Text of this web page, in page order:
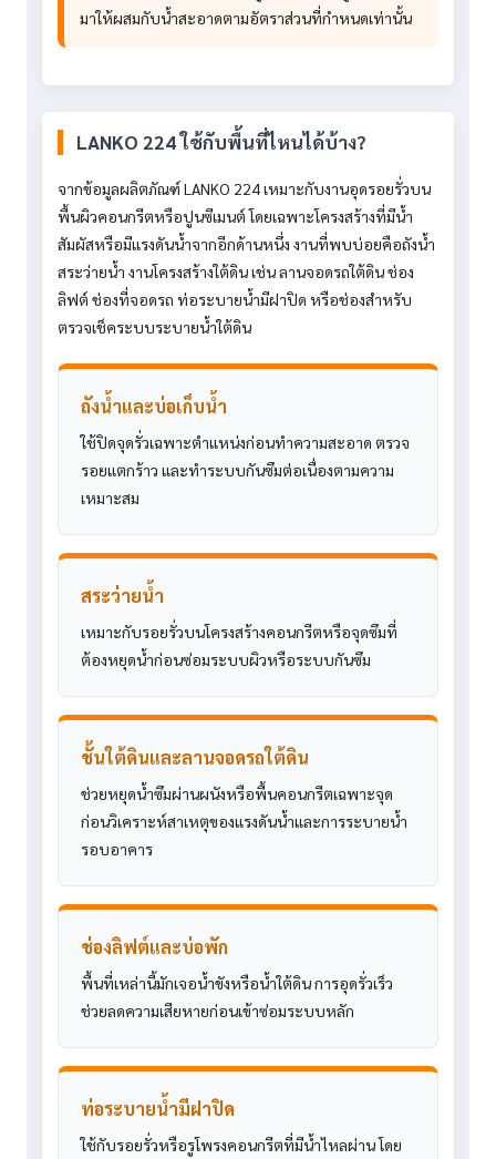
มาให้ผสมกับน้ำสะอาดตามอัตราส่วนที่กำหนดเท่านั้น
LANKO 224 ใช้กับพื้นที่ไหนได้บ้าง?
จากข้อมูลผลิตภัณฑ์ LANKO 224 เหมาะกับงานอุดรอยรั่วบน
พื้นผิวคอนกรีตหรือปูนซีเมนต์ โดยเฉพาะโครงสร้างที่มีน้ำ
สัมผัสหรือมีแรงดันน้ำจากอีกด้านหนึ่ง งานที่พบบ่อยคือถังน้ำ
สระว่ายน้ำ งานโครงสร้างใต้ดิน เช่น ลานจอดรถใต้ดิน ช่อง
ลิฟต์ ช่องที่จอดรถ ท่อระบายน้ำมีฝาปิด หรือช่องสำหรับ
ตรวจเช็คระบบระบายน้ำใต้ดิน
ถังน้ำและบ่อเก็บน้ำ
ใช้ปิดจุดรั่วเฉพาะตำแหน่งก่อนทำความสะอาด ตรวจ
รอยแตกร้าว และทำระบบกันซึมต่อเนื่องตามความ
เหมาะสม
สระว่ายน้ำ
เหมาะกับรอยรั่วบนโครงสร้างคอนกรีตหรือจุดซึมที่
ต้องหยุดน้ำก่อนซ่อมระบบผิวหรือระบบกันซึม
ชั้นใต้ดินและลานจอดรถใต้ดิน
ช่วยหยุดน้ำซึมผ่านผนังหรือพื้นคอนกรีตเฉพาะจุด
ก่อนวิเคราะห์สาเหตุของแรงดันน้ำและการระบายน้ำ
รอบอาคาร
ช่องลิฟต์และบ่อพัก
พื้นที่เหล่านี้มักเจอน้ำขังหรือน้ำใต้ดิน การอุดรั่วเร็ว
ช่วยลดความเสียหายก่อนเข้าซ่อมระบบหลัก
ท่อระบายน้ำมีฝาปิด
ใช้กับรอยรั่วหรือรูโพรงคอนกรีตที่มีน้ำไหลผ่าน โดย